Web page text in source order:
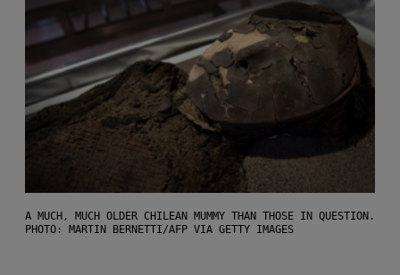
A MUCH, MUCH OLDER CHILEAN MUMMY THAN THOSE IN QUESTION.
PHOTO: MARTIN BERNETTI/AFP VIA GETTY IMAGES